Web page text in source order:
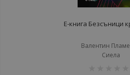
Е-книга Безсъници
Валентин
Сиела